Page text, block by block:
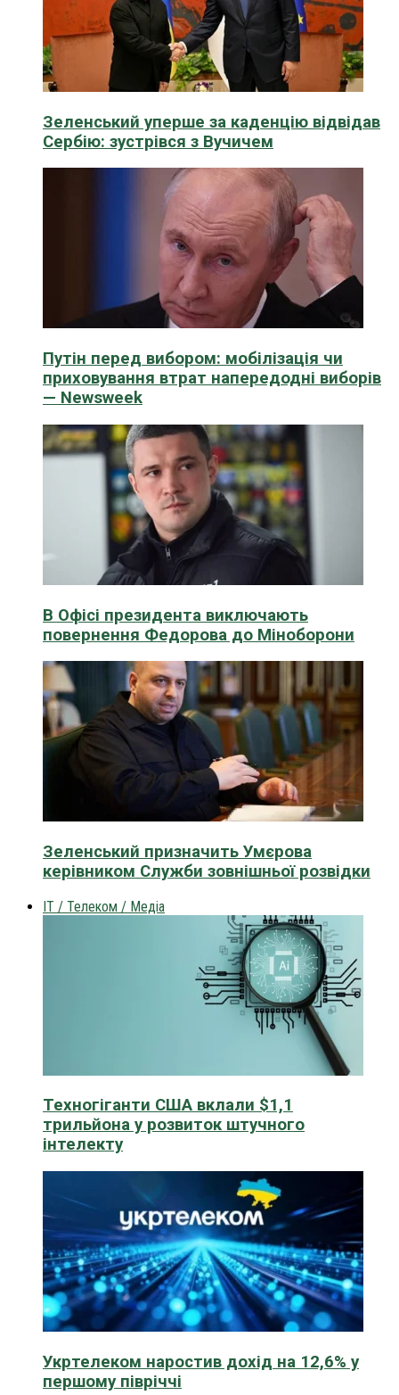
Зеленський уперше за каденцію відвідав
Сербію: зустрівся з Вучичем
Путін перед вибором: мобілізація чи
приховування втрат напередодні виборів
— Newsweek
В Офісі президента виключають
повернення Федорова до Міноборони
Зеленський призначить Умєрова
керівником Служби зовнішньої розвідки
IT / Телеком / Медіа
Техногіганти США вклали $1,1
трильйона у розвиток штучного
інтелекту
Укртелеком наростив дохід на 12,6% у
першому півріччі